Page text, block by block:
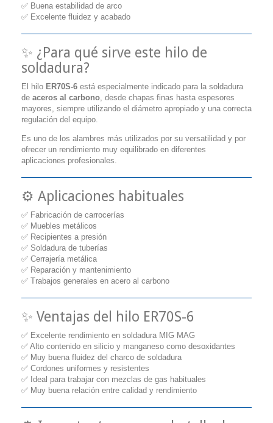
✅ Buena estabilidad de arco
✅ Excelente fluidez y acabado
✨ ¿Para qué sirve este hilo de
soldadura?
El hilo ER70S-6 está especialmente indicado para la soldadura
de aceros al carbono, desde chapas finas hasta espesores
mayores, siempre utilizando el diámetro apropiado y una correcta
regulación del equipo.
Es uno de los alambres más utilizados por su versatilidad y por
ofrecer un rendimiento muy equilibrado en diferentes
aplicaciones profesionales.
⚙️ Aplicaciones habituales
✅ Fabricación de carrocerías
✅ Muebles metálicos
✅ Recipientes a presión
✅ Soldadura de tuberías
✅ Cerrajería metálica
✅ Reparación y mantenimiento
✅ Trabajos generales en acero al carbono
✨ Ventajas del hilo ER70S-6
✅ Excelente rendimiento en soldadura MIG MAG
✅ Alto contenido en silicio y manganeso como desoxidantes
✅ Muy buena fluidez del charco de soldadura
✅ Cordones uniformes y resistentes
✅ Ideal para trabajar con mezclas de gas habituales
✅ Muy buena relación entre calidad y rendimiento